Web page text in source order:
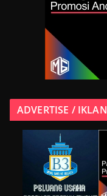
ADVERTISE / IKLAN